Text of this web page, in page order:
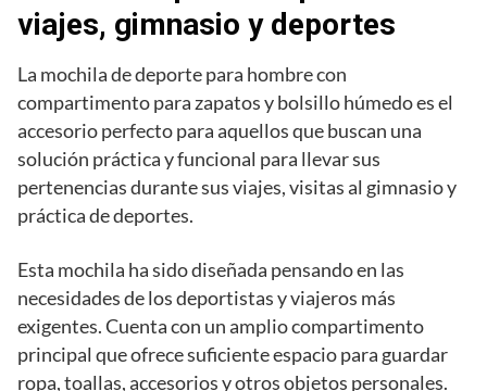
viajes, gimnasio y deportes
La mochila de deporte para hombre con
compartimento para zapatos y bolsillo húmedo es el
accesorio perfecto para aquellos que buscan una
solución práctica y funcional para llevar sus
pertenencias durante sus viajes, visitas al gimnasio y
práctica de deportes.
Esta mochila ha sido diseñada pensando en las
necesidades de los deportistas y viajeros más
exigentes. Cuenta con un amplio compartimento
principal que ofrece suficiente espacio para guardar
ropa, toallas, accesorios y otros objetos personales.